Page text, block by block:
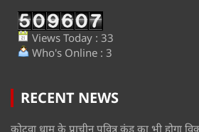
Views Today : 33
Who's Online : 3
RECENT NEWS
कोटवा धाम के प्राचीन पवित्र कुंड का भी होगा